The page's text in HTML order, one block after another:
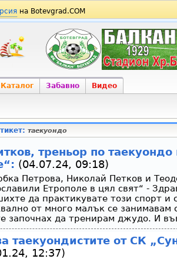
на Botevgrad.COM
Каталог Забавно Видео
таекуондо
треньор по
(04.07.24, 09:18)
Петрова, Николай Петков и
Етрополе в цял свят“ -
да практикувате този спорт и
от много малък се занимавам
започнах да тренирам джудо. И
таекуондистите от СК
12:37)